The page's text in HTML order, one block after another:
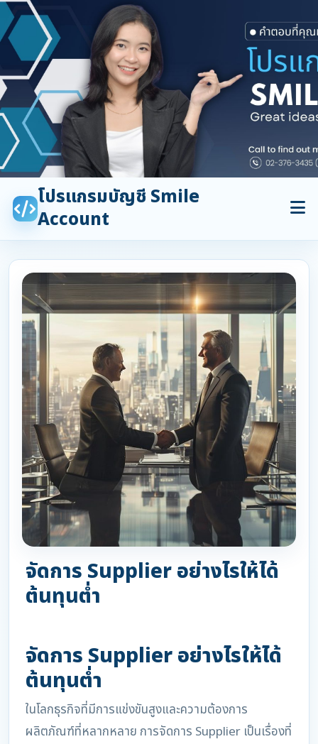
โปรแกรมบัญชี Smile
Account
จัดการ Supplier อย่างไรให้ได้
ต้นทุนต่ำ
จัดการ Supplier อย่างไรให้ได้
ต้นทุนต่ำ
ในโลกธุรกิจที่มีการแข่งขันสูงและความต้องการ
ผลิตภัณฑ์ที่หลากหลาย การจัดการ Supplier เป็นเรื่องที่